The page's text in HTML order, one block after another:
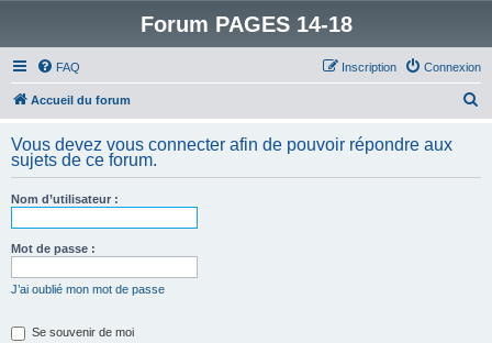
Forum PAGES 14-18
FAQ Connexion
Inscription
Accueil du forum
h
Vous devez vous connecter afin de pouvoir répondre aux
sujets de ce forum.
Nom d’utilisateur :
Mot de passe :
J’ai oublié mon mot de passe
Se souvenir de moi